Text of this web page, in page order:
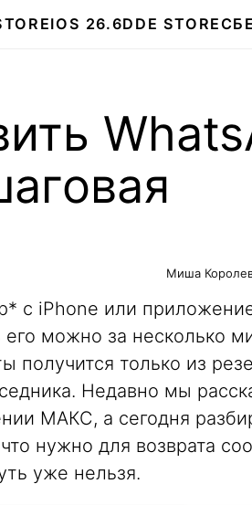
IOS 26.6DDE STORE
Миша
с iPhone или
его можно за несколько
получится только из
Недавно мы
МАКС, а сегодня
нужно для возврата
уже нельзя.